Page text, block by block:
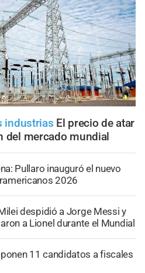
industrias El precio de atar
del mercado mundial
Pullaro inauguró el nuevo
2026
despidió a Jorge Messi y
a Lionel durante el Mundial
11 candidatos a fiscales